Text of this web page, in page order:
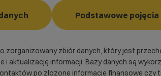
Podstawowe pojęcia
zorganizowany zbiór danych, który jest
i aktualizację informacji. Bazy danych są
po złożone informacje finansowe czy